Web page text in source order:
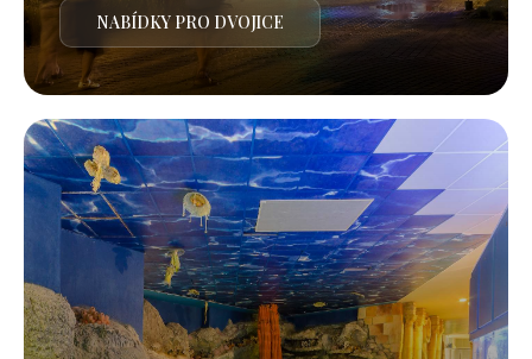
NABÍDKY PRO DVOJICE